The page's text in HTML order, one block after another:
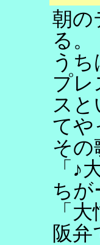
朝の
る。
う
プ
ス
てや
その
「♪
ちが
「
阪